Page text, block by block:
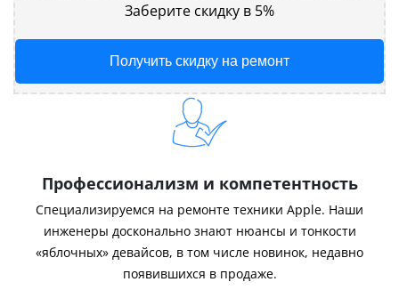
Заберите скидку в 5%
Получить скидку на ремонт
Профессионализм и компетентность
Специализируемся на ремонте техники Apple. Наши
инженеры досконально знают нюансы и тонкости
«яблочных» девайсов, в том числе новинок, недавно
появившихся в продаже.